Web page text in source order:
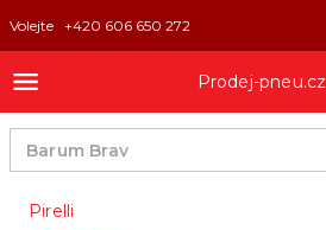
Volejte +420 606 650 272
Prodej-pneu.cz
Pirelli